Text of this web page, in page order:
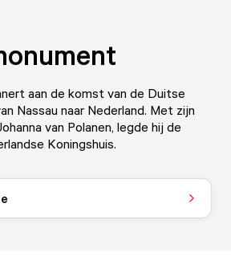
aan de komst van de Duitse
Nassau naar Nederland. Met zijn
van Polanen, legde hij de
Koningshuis.